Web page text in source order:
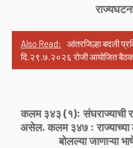
Also Read:
आंतरजिल्हा बदली
दि.२९.७.२०२६ रोजी आयोजित
कलम ३४३ (१): संघराज्याची
असेल. कलम ३४७ : राज्याच्या
बोलल्या जाणाऱ्या